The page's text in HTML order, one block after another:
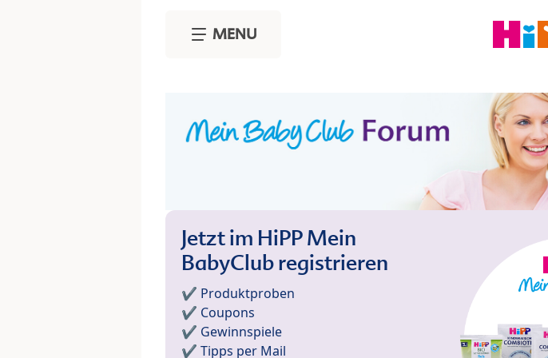
MENU
Jetzt im HiPP Mein
BabyClub registrieren
✔️ Produktproben
✔️ Coupons
✔️ Gewinnspiele
✔️ Tipps per Mail